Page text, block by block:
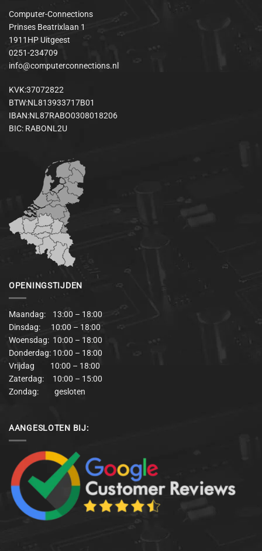
Computer-Connections
Prinses Beatrixlaan 1
1911HP Uitgeest
0251-234709
info@computerconnections.nl
KVK:37072822
BTW:NL813933717B01
IBAN:NL87RABO0308018206
BIC: RABONL2U
OPENINGSTIJDEN
Maandag: 13:00 – 18:00
Dinsdag: 10:00 – 18:00
Woensdag: 10:00 – 18:00
Donderdag: 10:00 – 18:00
Vrijdag 10:00 – 18:00
Zaterdag: 10:00 – 15:00
Zondag: gesloten
AANGESLOTEN BIJ: